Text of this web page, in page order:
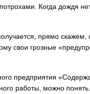
Когда дождя
прямо скажем,
свои грозные
предприятия
работы, можно